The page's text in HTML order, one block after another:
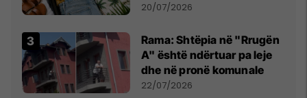
20/07/2026
Rama: Shtëpia në "Rrugën
A" është ndërtuar pa leje
dhe në pronë komunale
22/07/2026